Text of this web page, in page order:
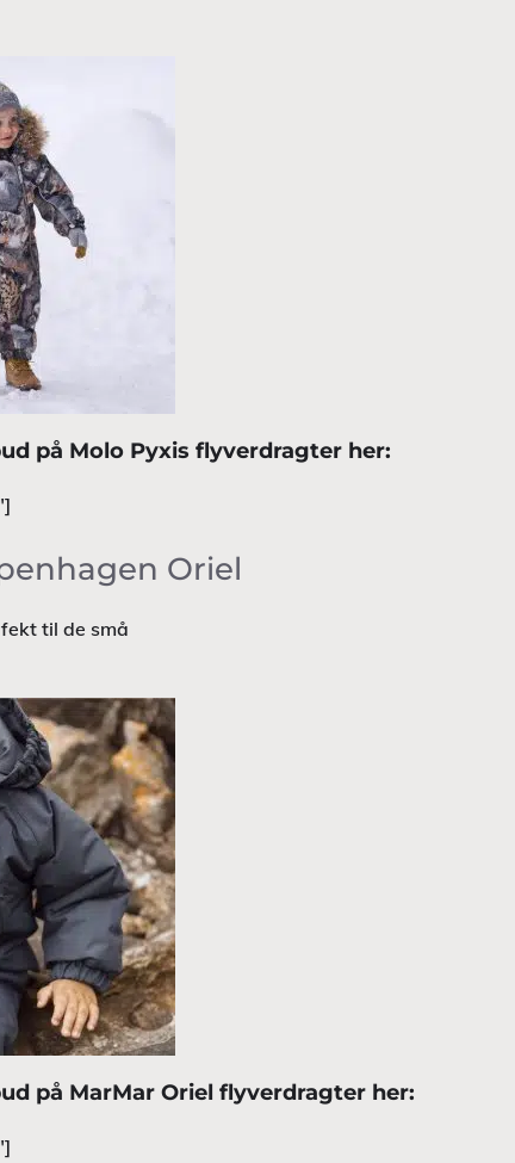
på Molo Pyxis flyverdragter her:
Oriel
til de små
på MarMar Oriel flyverdragter her: